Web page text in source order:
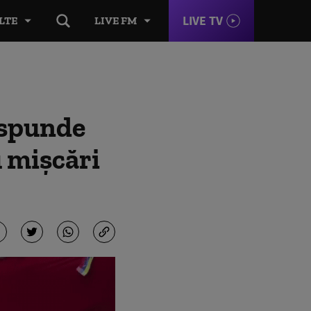
LIVE FM LIVE TV
mișcări